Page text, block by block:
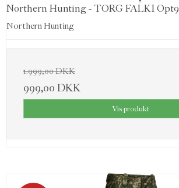
Northern Hunting - TORG FALKI Opt9
Northern Hunting
1.999,00 DKK
999,00 DKK
Vis produkt